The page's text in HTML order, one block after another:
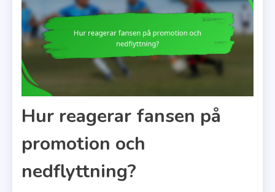
Hur reagerar fansen på
promotion och
nedflyttning?